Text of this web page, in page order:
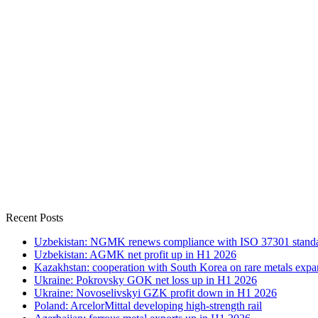
Recent Posts
Uzbekistan: NGMK renews compliance with ISO 37301
Uzbekistan: AGMK net profit up in H1 2026
Kazakhstan: cooperation with South Korea on rare metals
Ukraine: Pokrovsky GOK net loss up in H1 2026
Ukraine: Novoselivskyi GZK profit down in H1 2026
Poland: ArcelorMittal developing high-strength rail